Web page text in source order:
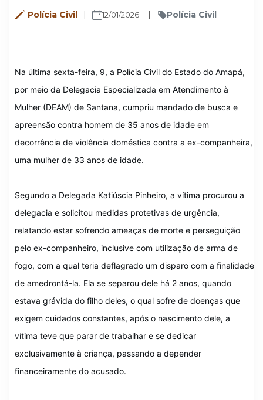
Polícia Civil 12/01/2026 Polícia Civil
Na última sexta-feira, 9, a Polícia Civil do Estado do Amapá,
por meio da Delegacia Especializada em Atendimento à
Mulher (DEAM) de Santana, cumpriu mandado de busca e
apreensão contra homem de 35 anos de idade em
decorrência de violência doméstica contra a ex-companheira,
uma mulher de 33 anos de idade.
Segundo a Delegada Katiúscia Pinheiro, a vítima procurou a
delegacia e solicitou medidas protetivas de urgência,
relatando estar sofrendo ameaças de morte e perseguição
pelo ex-companheiro, inclusive com utilização de arma de
fogo, com a qual teria deflagrado um disparo com a finalidade
de amedrontá-la. Ela se separou dele há 2 anos, quando
estava grávida do filho deles, o qual sofre de doenças que
exigem cuidados constantes, após o nascimento dele, a
vítima teve que parar de trabalhar e se dedicar
exclusivamente à criança, passando a depender
financeiramente do acusado.